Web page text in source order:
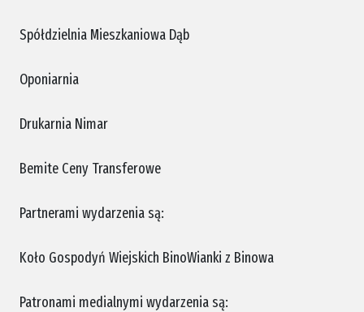
Spółdzielnia Mieszkaniowa Dąb
Oponiarnia
Drukarnia Nimar
Bemite Ceny Transferowe
Partnerami wydarzenia są:
Koło Gospodyń Wiejskich BinoWianki z Binowa
Patronami medialnymi wydarzenia są: